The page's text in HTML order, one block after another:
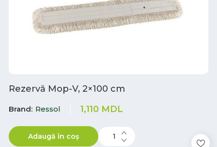
Rezervă Mop-V, 2×100 cm
Brand Ressol 1,110 MDL
Adaugă în coș